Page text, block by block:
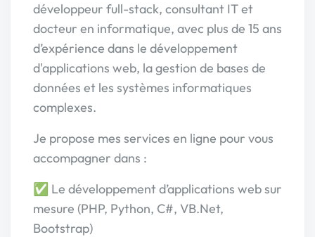
développeur full-stack, consultant IT et
docteur en informatique, avec plus de 15 ans
d’expérience dans le développement
d'applications web, la gestion de bases de
données et les systèmes informatiques
complexes.
Je propose mes services en ligne pour vous
accompagner dans :
✅ Le développement d’applications web sur
mesure (PHP, Python, C#, VB.Net,
Bootstrap)